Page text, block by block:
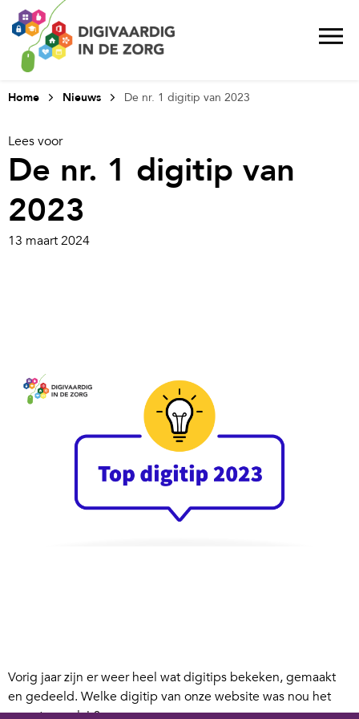
Home Nieuws De nr. 1 digitip van 2023
Lees voor
De nr. 1 digitip van
2023
13 maart 2024
Vorig jaar zijn er weer heel wat digitips bekeken, gemaakt
en gedeeld. Welke digitip van onze website was nou het